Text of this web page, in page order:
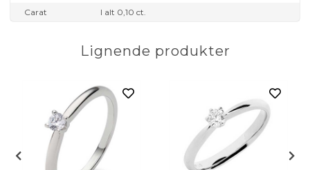
Carat
I alt 0,10 ct.
Lignende produkter